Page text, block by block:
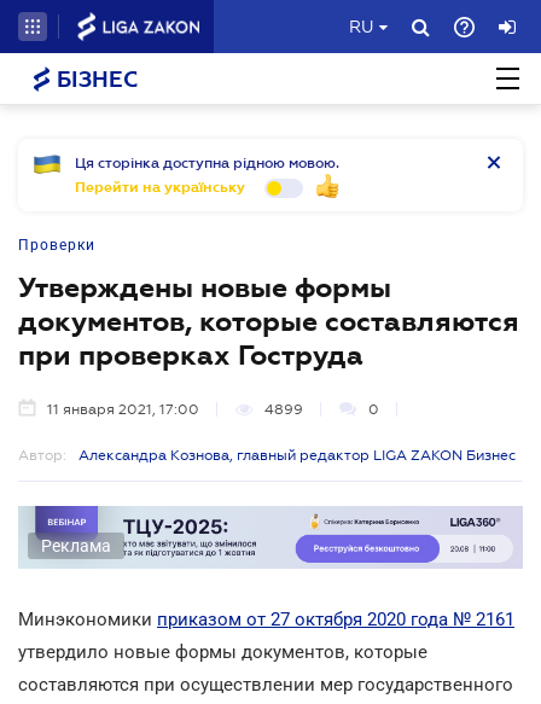
RU
БІЗНЕС
Ця сторінка доступна рідною мовою.
Перейти на українську
Проверки
Утверждены новые формы
документов, которые составляются
при проверках Гоструда
11 января 2021, 17:00 4899 0
Автор: Александра Кознова, главный редактор LIGA ZAKON Бизнес
Реклама
Минэкономики приказом от 27 октября 2020 года № 2161
утвердило новые формы документов, которые
составляются при осуществлении мер государственного